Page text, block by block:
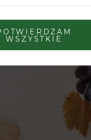
WSZYSTKIE